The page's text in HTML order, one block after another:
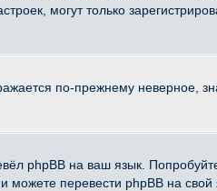
могут только
по-прежнему неверное,
phpBB на ваш язык.
можете перевести phpBB на